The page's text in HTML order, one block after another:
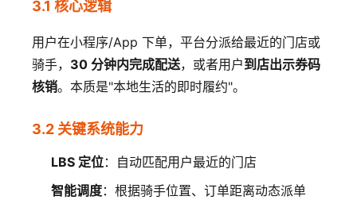
3.1 核心逻辑
用户在小程序/App 下单，平台分派给最近的门店或
骑手， 30 分钟内完成配送，或者用户到店出示券码
核销。本质是"本地生活的即时履约"。
3.2 关键系统能力
LBS 定位：自动匹配用户最近的门店
智能调度：根据骑手位置、订单距离动态派单